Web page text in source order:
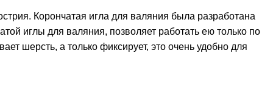
Корончатая игла для валяния была разработана
иглы для валяния, позволяет работать ею только по
шерсть, а только фиксирует, это очень удобно для